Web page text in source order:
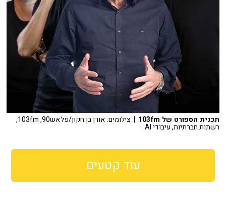
תכנית הספורט של 103fm | צילומים: אורן בן חקון/פלאש90, 103fm,
רשתות חברתיות, עיבודי AI
עוד קטעים